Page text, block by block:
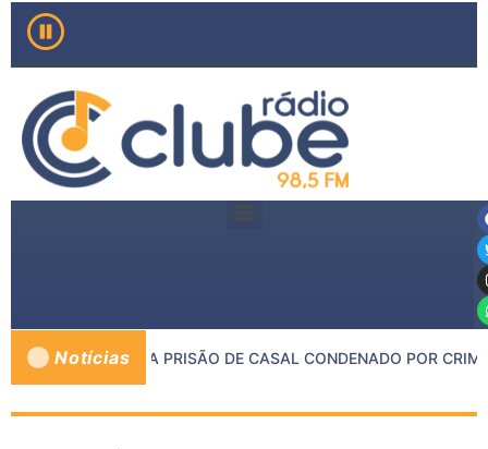
Notícias
RESULTA NA PRISÃO DE CASAL CONDENADO POR